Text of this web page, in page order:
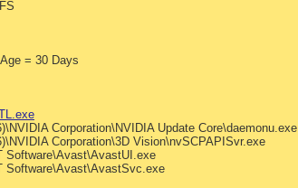
= 30 Days
Corporation\NVIDIA Update Core\daemonu.exe
Corporation\3D Vision\nvSCPAPISvr.exe
Software\Avast\AvastUI.exe
Software\Avast\AvastSvc.exe